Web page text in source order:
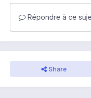
Répondre à ce
Share